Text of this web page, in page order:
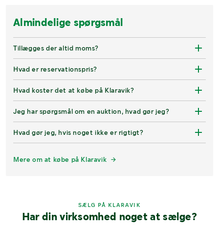
Almindelige spørgsmål
Tillægges der altid moms?
Hvad er reservationspris?
Hvad koster det at købe på Klaravik?
Jeg har spørgsmål om en auktion, hvad gør jeg?
Hvad gør jeg, hvis noget ikke er rigtigt?
Mere om at købe på Klaravik
SÆLG PÅ KLARAVIK
Har din virksomhed noget at sælge?